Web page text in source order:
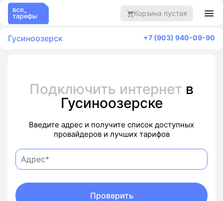
Корзина пустая
Гусиноозерск +7 (903) 940-09-90
Подключить интернет в
Гусиноозерске
Введите адрес и получите список доступных
провайдеров и лучших тарифов
Проверить